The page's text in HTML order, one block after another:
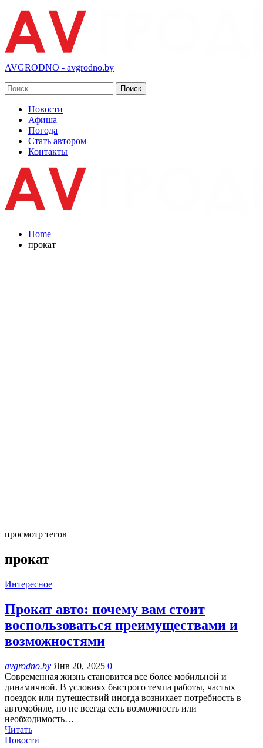
AVGRODNO - avgrodno.by
Новости
Афиша
Погода
Стать автором
Контакты
Home
прокат
просмотр тегов
прокат
Интересное
Прокат авто: почему вам стоит
воспользоваться преимуществами и
возможностями
avgrodno.by Янв 20, 2025 0
Современная жизнь становится все более мобильной и
динамичной. В условиях быстрого темпа работы, частых
поездок или путешествий иногда возникает потребность в
автомобиле, но не всегда есть возможность или
необходимость…
Читать
Новости